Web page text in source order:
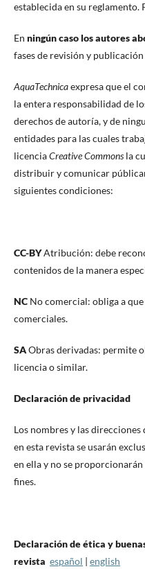
establecida en su reglamento.
En ningún caso los autores
fases de revisión y
AquaTechnicaexpresa que el
la entera responsabilidad de
derechos de autoría, y de
entidades para las cuales
licenciaCreative Commons la
distribuir y comunicar
siguientes condiciones:
CC-BYAtribución: debe
contenidos de la manera
NC No comercial: obliga a
comerciales.
SAObras derivadas: permite
licencia o similar.
Declaración de privacidad
Los nombres y las
en esta revista se usarán
en ella y no se
fines.
Declaración de ética y
revista español | english